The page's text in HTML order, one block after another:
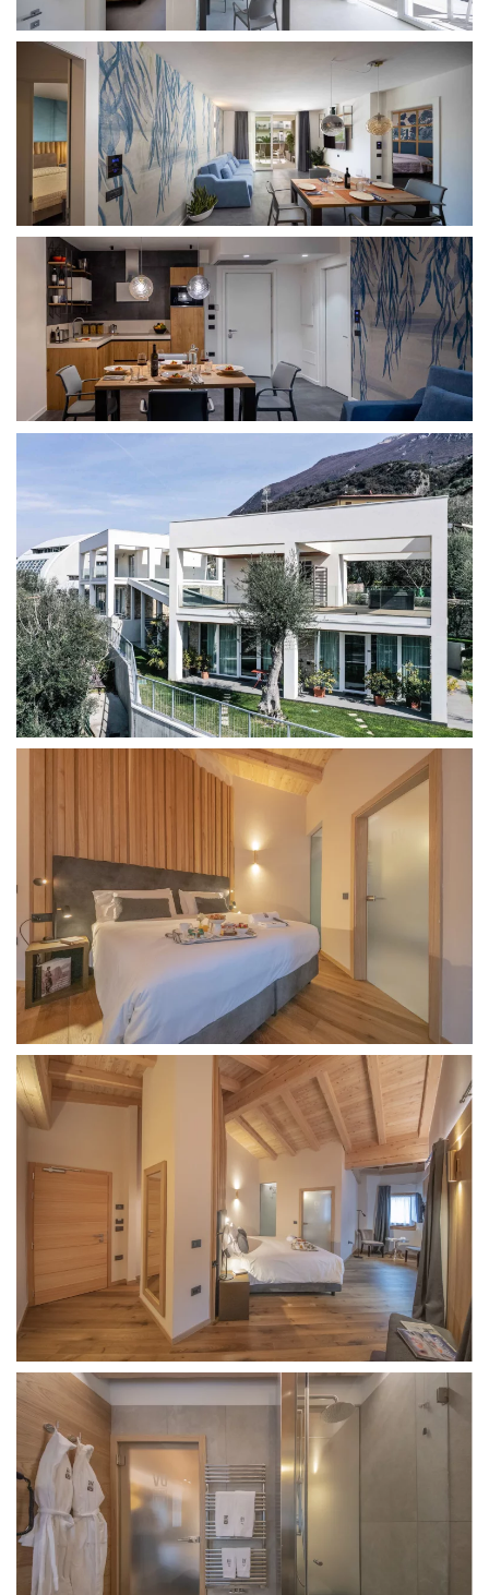
Il blu, il colore del lago e del cielo, è il leit motiv di
questo appartamento del Residence sia nel living che
nella zona notte. Viene mescolato a elementi naturali
come il legno e le piante verdi.
Due corpi di fabbrica gemelli, dalle linee pulite e
minimaliste, riflettono i principi razionalisti
dell'architettura moderna. I richiami alla visione di Le
Corbusier emergono nella struttura, che si adatta con
naturalezza a un contesto ricettivo per il turismo, con
un design funzionale e contemporaneo.
Il cuore della stanza è definito dalla quinta
architettonica del letto, dove la testata imbottita si
inserisce perfettamente in una costruzione lignea,
caratterizzata dall’alternarsi ritmico di listoni in legno di
rovere di diverse dimensioni. Questa composizione
crea un gioco di texture e linee che dona alla stanza
un senso di equilibrio e armonia, trasformando il letto
in un elemento di grande impatto visivo.
Un’oasi di tranquillità, dove gli ampi spazi mansardati e
la morbidezza dei tessuti si mescolano con la calda
bellezza del legno di rovere. I corpi illuminanti,
arricchiti da inserti d’oro, diffondono una luce dorata
che accentua la sensazione di comfort e raffinatezza
Un bagno minimal caratterizzato dal contrasto tra il
calore della boiserie e i materiali freddi come il vetro e
il gres porcellanato. Il termoarredo in acciaio inox
aggiunge un tocco moderno, mentre le piastrelle di
grande formato amplificano la sensazione di spazio e
luminosità.